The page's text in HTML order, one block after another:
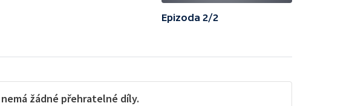
Epizoda 2/2
žádné přehratelné díly.